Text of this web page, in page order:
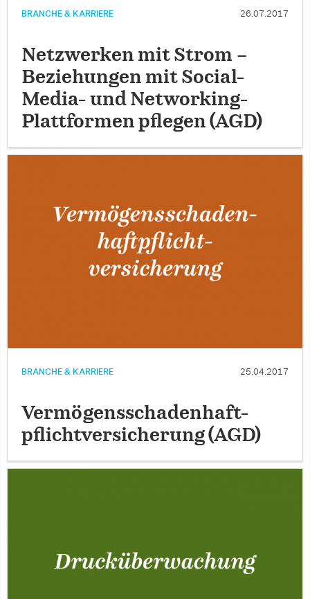
BRANCHE & KARRIERE 26.07.2017
Netzwerken mit Strom –
Beziehungen mit Social-
Media- und Networking-
Plattformen pflegen (AGD)
BRANCHE & KARRIERE 25.04.2017
Vermögensschadenhaft-
pflichtversicherung (AGD)